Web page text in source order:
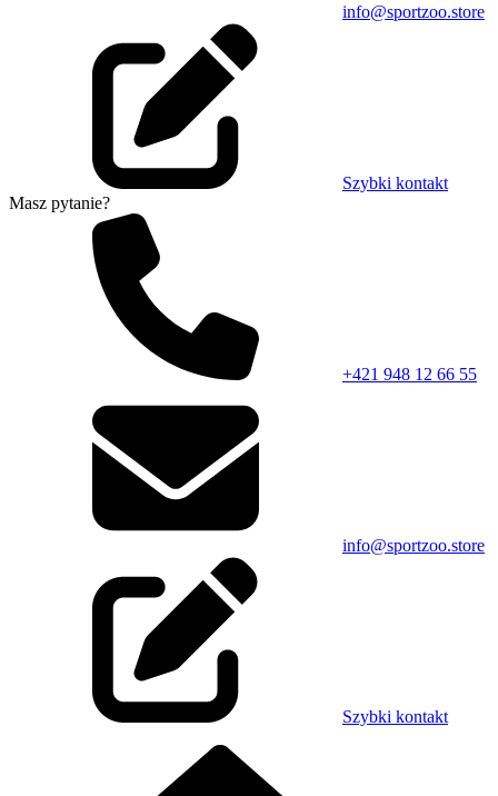
info@sportzoo.store
Szybki kontakt
Masz pytanie?
+421 948 12 66 55
info@sportzoo.store
Szybki kontakt